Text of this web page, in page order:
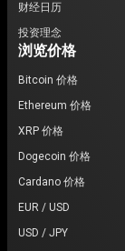
财经日历
投资理念
浏览价格
Bitcoin 价格
Ethereum 价格
XRP 价格
Dogecoin 价格
Cardano 价格
EUR / USD
USD / JPY